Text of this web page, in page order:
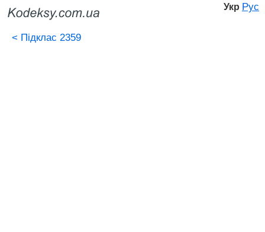
Укр Рус
< Підклас 2359